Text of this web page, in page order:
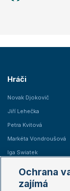
Hráči
Novak Djokovič
Jiří Lehečka
Petra Kvitová
Markéta Vondroušová
Iga Swiatek
Žebříčky
Ochrana
zajímá